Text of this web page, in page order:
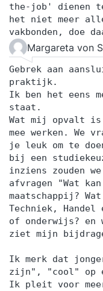
mediatrainingen
wethouders,
advocaten,
met de media.
ontwikkeld.
vooraf op wat er
school zal ons
casuïstiek de
issues als
wordt optimaal
leerbehoefte. Wij
mensen optimaal
wat ze doen. De
door persoonlijke
humor,
prominente
the-job' dienen
het niet meer
vakbonden, doe
Margareta von
Gebrek aan
praktijk.
Ik ben het eens
staat.
Wat mij opvalt
mee werken. We
je leuk om te
bij een
inziens zouden
afvragen "Wat
maatschappij?
Techniek, Handel
of onderwijs? en
ziet mijn
Ik merk dat
zijn", "cool" op
Ik pleit voor